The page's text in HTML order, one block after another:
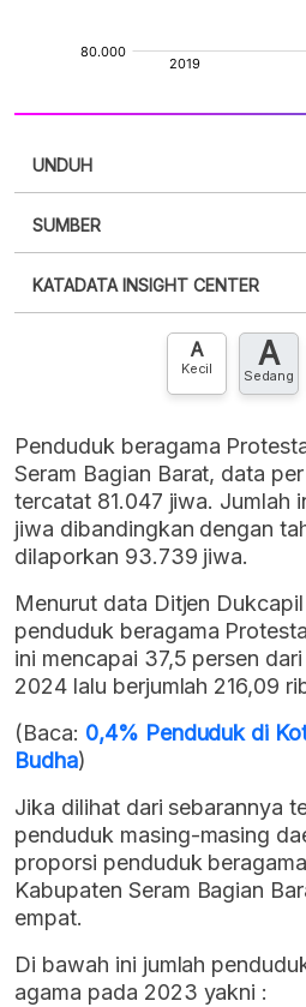
UNDUH
XLS
SUMBER
punya akun?Silakan Daftar
KATADATA INSIGHT CENTER
Hubungi sekarang »
A
Kecil A
Sedang
Penduduk beragama
Seram Bagian Barat, data
tercatat 81.047 jiwa. Jumlah
jiwa dibandingkan dengan
dilaporkan 93.739 jiwa.
Menurut data Ditjen
penduduk beragama
ini mencapai 37,5 persen
2024 lalu berjumlah 216,09
(Baca: 0,4% Penduduk di
Budha)
Jika dilihat dari sebarannya
penduduk masing-masing
proporsi penduduk
Kabupaten Seram Bagian
empat.
Di bawah ini jumlah
agama pada 2023 yakni :